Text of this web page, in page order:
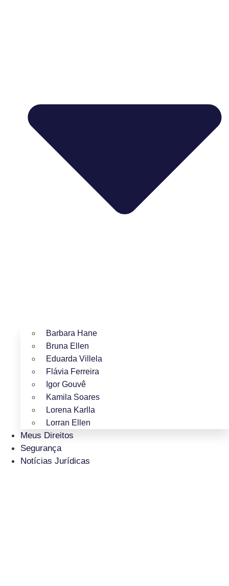
Barbara Hane
Bruna Ellen
Eduarda Villela
Flávia Ferreira
Igor Gouvê
Kamila Soares
Lorena Karlla
Lorran Ellen
Meus Direitos
Segurança
Notícias Jurídicas